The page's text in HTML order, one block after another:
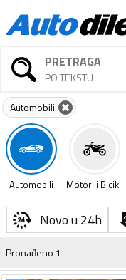
PRETRAGA
PO TEKSTU
Automobili
Automobili Motori i Bicikli
Novo u 24h
Pronađeno 1